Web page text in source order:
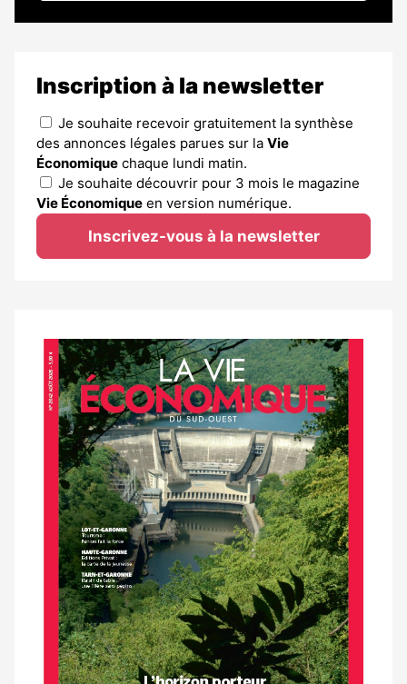
Inscription à la newsletter
Je souhaite recevoir gratuitement la synthèse
des annonces légales parues sur la Vie
Économique chaque lundi matin.
Je souhaite découvrir pour 3 mois le magazine
Vie Économique en version numérique.
Inscrivez-vous à la newsletter
Notre
dernier
magazine